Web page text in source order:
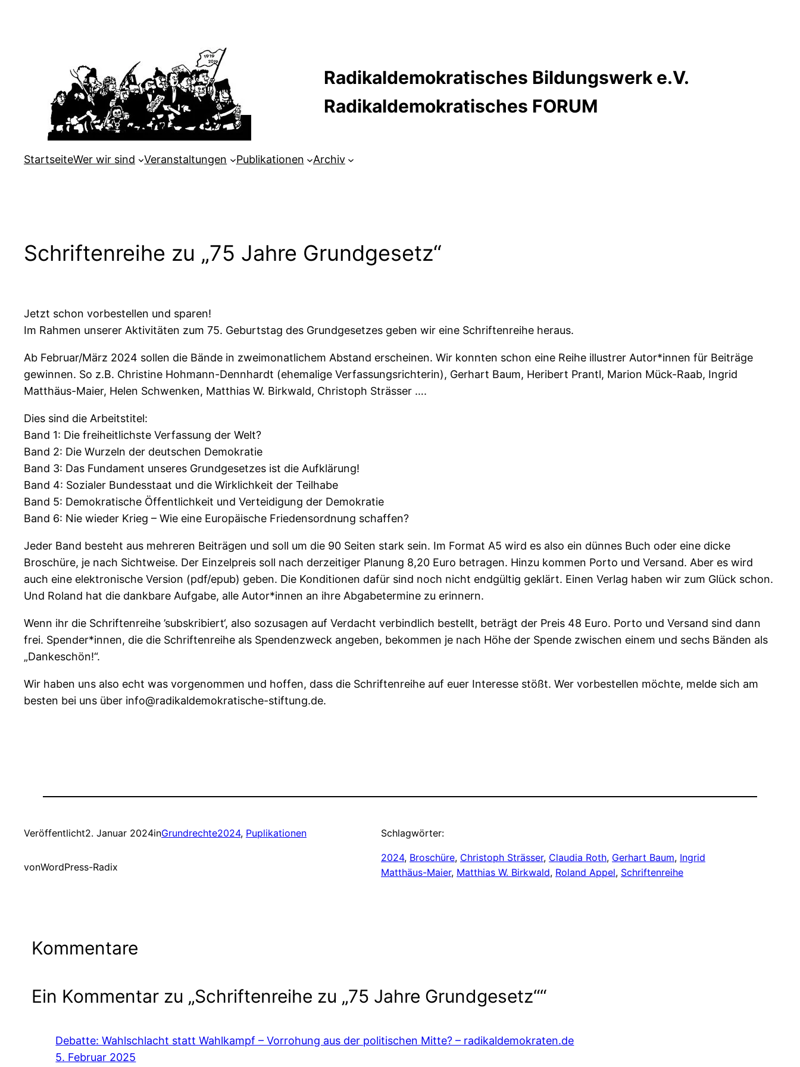
Radikaldemokratisches Bildungswerk e.V.
Radikaldemokratisches FORUM
StartseiteWer wir sind Veranstaltungen Publikationen Archiv
Schriftenreihe zu „75 Jahre Grundgesetz“
Jetzt schon vorbestellen und sparen!
Im Rahmen unserer Aktivitäten zum 75. Geburtstag des Grundgesetzes geben wir eine Schriftenreihe heraus.
Ab Februar/März 2024 sollen die Bände in zweimonatlichem Abstand erscheinen. Wir konnten schon eine Reihe illustrer Autor*innen für Beiträge
gewinnen. So z.B. Christine Hohmann-Dennhardt (ehemalige Verfassungsrichterin), Gerhart Baum, Heribert Prantl, Marion Mück-Raab, Ingrid
Matthäus-Maier, Helen Schwenken, Matthias W. Birkwald, Christoph Strässer ….
Dies sind die Arbeitstitel:
Band 1: Die freiheitlichste Verfassung der Welt?
Band 2: Die Wurzeln der deutschen Demokratie
Band 3: Das Fundament unseres Grundgesetzes ist die Aufklärung!
Band 4: Sozialer Bundesstaat und die Wirklichkeit der Teilhabe
Band 5: Demokratische Öffentlichkeit und Verteidigung der Demokratie
Band 6: Nie wieder Krieg – Wie eine Europäische Friedensordnung schaffen?
Jeder Band besteht aus mehreren Beiträgen und soll um die 90 Seiten stark sein. Im Format A5 wird es also ein dünnes Buch oder eine dicke
Broschüre, je nach Sichtweise. Der Einzelpreis soll nach derzeitiger Planung 8,20 Euro betragen. Hinzu kommen Porto und Versand. Aber es wird
auch eine elektronische Version (pdf/epub) geben. Die Konditionen dafür sind noch nicht endgültig geklärt. Einen Verlag haben wir zum Glück schon.
Und Roland hat die dankbare Aufgabe, alle Autor*innen an ihre Abgabetermine zu erinnern.
Wenn ihr die Schriftenreihe ’subskribiert‘, also sozusagen auf Verdacht verbindlich bestellt, beträgt der Preis 48 Euro. Porto und Versand sind dann
frei. Spender*innen, die die Schriftenreihe als Spendenzweck angeben, bekommen je nach Höhe der Spende zwischen einem und sechs Bänden als
„Dankeschön!“.
Wir haben uns also echt was vorgenommen und hoffen, dass die Schriftenreihe auf euer Interesse stößt. Wer vorbestellen möchte, melde sich am
besten bei uns über info@radikaldemokratische-stiftung.de.
Veröffentlicht2. Januar 2024inGrundrechte2024, Puplikationen
vonWordPress-Radix
Schlagwörter:
2024, Broschüre, Christoph Strässer, Claudia Roth, Gerhart Baum, Ingrid
Matthäus-Maier, Matthias W. Birkwald, Roland Appel, Schriftenreihe
Kommentare
Ein Kommentar zu „Schriftenreihe zu „75 Jahre Grundgesetz““
Debatte: Wahlschlacht statt Wahlkampf – Vorrohung aus der politischen Mitte? – radikaldemokraten.de
5. Februar 2025